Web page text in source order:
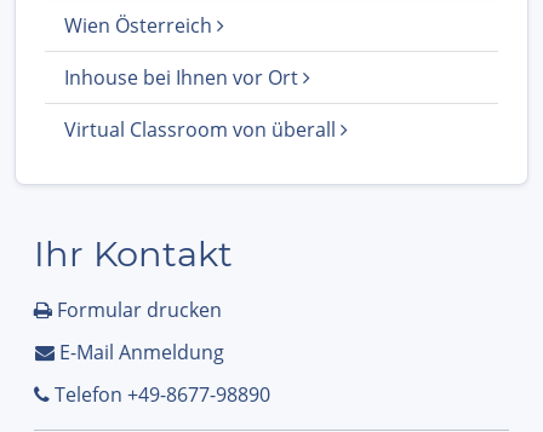
Wien Österreich
Inhouse bei Ihnen vor Ort
Virtual Classroom von überall
Ihr Kontakt
Formular drucken
E-Mail Anmeldung
Telefon +49-8677-98890